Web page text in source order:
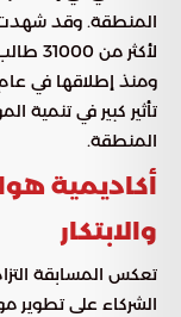
المنطقة. وقد شهدت
تأثير كبير في
المنطقة.
أكاديمية
والابتكار
تعكس المسابقة
الشركاء على تطوير